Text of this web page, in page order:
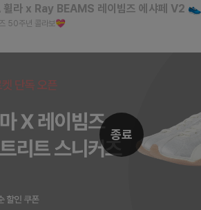
휠라 x Ray BEAMS 레이빔즈 에샤페 V2 👟
50주년 콜라보💝
종료